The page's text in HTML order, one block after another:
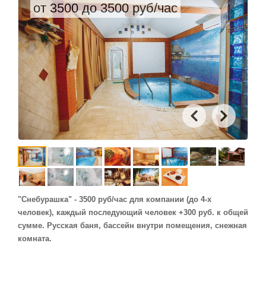
от 3500 до 3500 руб/час
"Снебурашка" - 3500 руб/час для компании (до 4-х
человек), каждый последующий человек +300 руб. к общей
сумме. Русская баня, бассейн внутри помещения, снежная
комната.